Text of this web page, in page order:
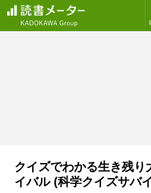
クイズでわかる生き残
イバル (科学クイズサバ